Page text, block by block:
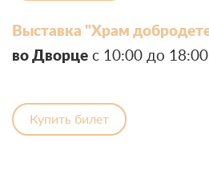
Выставка "Храм
во Дворце с 10:00 до
Купить билет